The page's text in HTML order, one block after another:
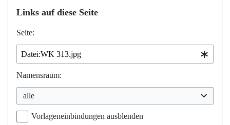
Links auf diese Seite
Seite:
Namensraum:
alle
Vorlageneinbindungen ausblenden